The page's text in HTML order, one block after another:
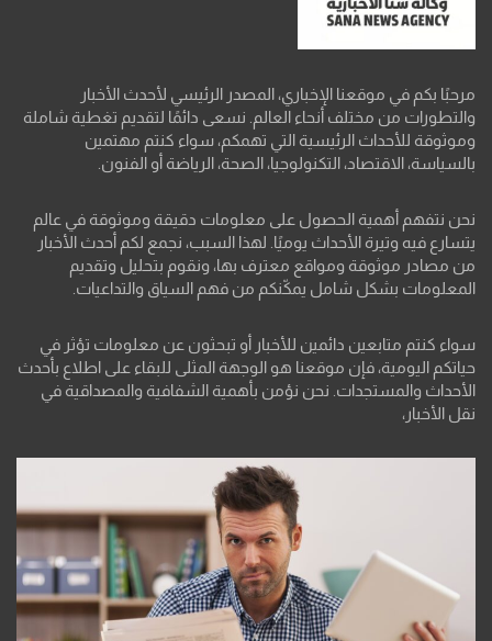
مرحبًا بكم في موقعنا الإخباري، المصدر الرئيسي لأحدث الأخبار
والتطورات من مختلف أنحاء العالم. نسعى دائمًا لتقديم تغطية شاملة
وموثوقة للأحداث الرئيسية التي تهمكم، سواء كنتم مهتمين
بالسياسة، الاقتصاد، التكنولوجيا، الصحة، الرياضة أو الفنون.
نحن نتفهم أهمية الحصول على معلومات دقيقة وموثوقة في عالم
يتسارع فيه وتيرة الأحداث يوميًا. لهذا السبب، نجمع لكم أحدث الأخبار
من مصادر موثوقة ومواقع معترف بها، ونقوم بتحليل وتقديم
المعلومات بشكل شامل يمكّنكم من فهم السياق والتداعيات.
سواء كنتم متابعين دائمين للأخبار أو تبحثون عن معلومات تؤثر في
حياتكم اليومية، فإن موقعنا هو الوجهة المثلى للبقاء على اطلاع بأحدث
الأحداث والمستجدات. نحن نؤمن بأهمية الشفافية والمصداقية في
نقل الأخبار،